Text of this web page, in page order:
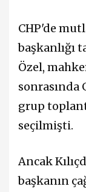
CHP'de
başkanlığı
Özel,
sonrasında
grup
seçilmişti.
Ancak
başkanın